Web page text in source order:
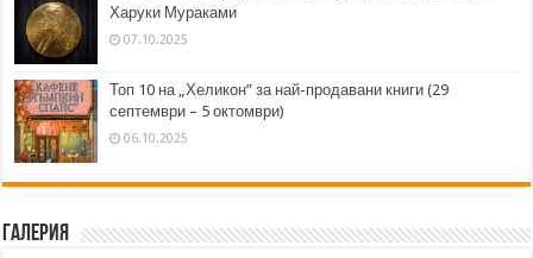
Харуки Мураками
07.10.2025
Топ 10 на „Хеликон” за най-продавани книги (29
септември – 5 октомври)
06.10.2025
Галерия